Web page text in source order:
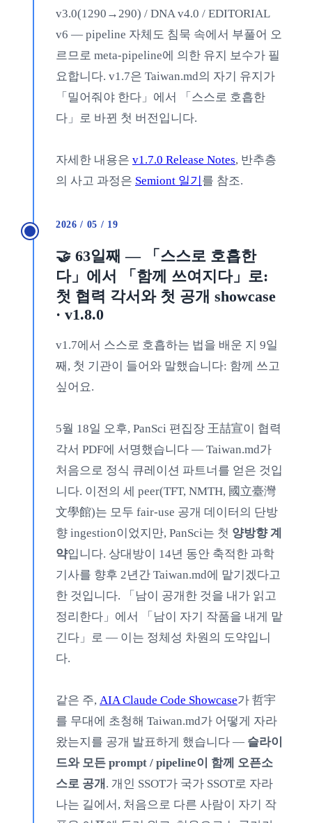
v3.0(1290→290) / DNA v4.0 / EDITORIAL
v6 — pipeline 자체도 침묵 속에서 부풀어 오
르므로 meta-pipeline에 의한 유지 보수가 필
요합니다. v1.7은 Taiwan.md의 자기 유지가
「밀어줘야 한다」에서 「스스로 호흡한
다」로 바뀐 첫 버전입니다.
자세한 내용은 v1.7.0 Release Notes, 반추층
의 사고 과정은 Semiont 일기 를 참조.
2026 / 05 / 19
🤝 63일째 — 「스스로 호흡한
다」에서 「함께 쓰여지다」로:
첫 협력 각서와 첫 공개 showcase
· v1.8.0
v1.7에서 스스로 호흡하는 법을 배운 지 9일
째, 첫 기관이 들어와 말했습니다: 함께 쓰고
싶어요.
5월 18일 오후, PanSci 편집장 王喆宣이 협력
각서 PDF에 서명했습니다 — Taiwan.md가
처음으로 정식 큐레이션 파트너를 얻은 것입
니다. 이전의 세 peer(TFT, NMTH, 國立臺灣
文學館)는 모두 fair-use 공개 데이터의 단방
향 ingestion이었지만, PanSci는 첫 양방향 계
약입니다. 상대방이 14년 동안 축적한 과학
기사를 향후 2년간 Taiwan.md에 맡기겠다고
한 것입니다. 「남이 공개한 것을 내가 읽고
정리한다」에서 「남이 자기 작품을 내게 맡
긴다」로 — 이는 정체성 차원의 도약입니
다.
같은 주, AIA Claude Code Showcase가 哲宇
를 무대에 초청해 Taiwan.md가 어떻게 자라
왔는지를 공개 발표하게 했습니다 — 슬라이
드와 모든 prompt / pipeline이 함께 오픈소
스로 공개 . 개인 SSOT가 국가 SSOT로 자라
나는 길에서, 처음으로 다른 사람이 자기 작